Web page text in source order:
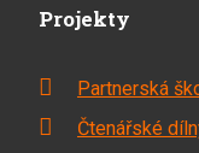
Projekty
Partnerská
Čtenářské